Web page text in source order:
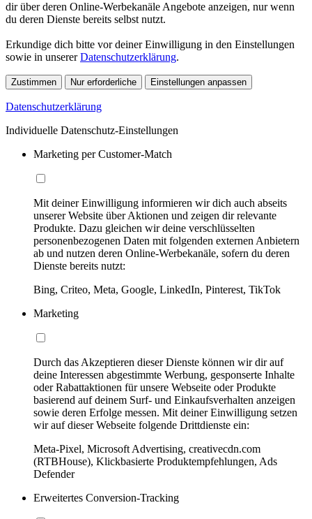
dir über deren Online-Werbekanäle Angebote anzeigen, nur wenn
du deren Dienste bereits selbst nutzt.
Erkundige dich bitte vor deiner Einwilligung in den Einstellungen
sowie in unsererDatenschutzerklärung.
Zustimmen Nur erforderliche Einstellungen anpassen
Datenschutzerklärung
Individuelle Datenschutz-Einstellungen
Marketing per Customer-Match
Mit deiner Einwilligung informieren wir dich auch abseits
unserer Website über Aktionen und zeigen dir relevante
Produkte. Dazu gleichen wir deine verschlüsselten
personenbezogenen Daten mit folgenden externen Anbietern
ab und nutzen deren Online-Werbekanäle, sofern du deren
Dienste bereits nutzt:
Bing, Criteo, Meta, Google, LinkedIn, Pinterest, TikTok
Marketing
Durch das Akzeptieren dieser Dienste können wir dir auf
deine Interessen abgestimmte Werbung, gesponserte Inhalte
oder Rabattaktionen für unsere Webseite oder Produkte
basierend auf deinem Surf- und Einkaufsverhalten anzeigen
sowie deren Erfolge messen. Mit deiner Einwilligung setzen
wir auf dieser Webseite folgende Drittdienste ein:
Meta-Pixel, Microsoft Advertising, creativecdn.com
(RTBHouse), Klickbasierte Produktempfehlungen, Ads
Defender
Erweitertes Conversion-Tracking